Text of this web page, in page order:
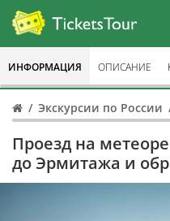
Экскурсии по России
Проезд на
до Эрмитажа и
ИНФОРМАЦИЯ ОПИСАНИЕ